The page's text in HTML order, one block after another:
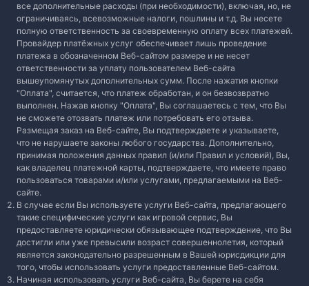
все дополнительные расходы (при необходимости), включая, но, не
ограничиваясь, всевозможные налоги, пошлины и т.д. Вы несете
полную ответственность за своевременную оплату всех платежей.
Провайдер платёжных услуг обеспечивает лишь проведение
платежа в обозначенном Веб-сайтом размере и не несет
ответственности за уплату пользователем Веб-сайта
вышеупомянутых дополнительных сумм. После нажатия кнопки
"Оплата", считается, что платеж обработан, и он безвозвратно
выполнен. Нажав кнопку "Оплата", Вы соглашаетесь с тем, что Вы
не сможете отозвать платеж или потребовать его отзыва.
Размещая заказ на Веб-сайте, Вы подтверждаете и указываете,
что не нарушаете законы любого государства. Дополнительно,
принимая положения данных правил (и/или Правил и условий), Вы,
как владелец платежной карты, подтверждаете, что имеете право
пользоваться товарами и/или услугами, предлагаемыми на Веб-
сайте.
В случае если Вы используете услуги Веб-сайта, предлагающего
такие специфические услуги как игровой сервис, Вы
предоставляете юридически обязывающее подтверждение, что Вы
достигли или уже превысили возраст совершеннолетия, который
является законодательно разрешенным в Вашей юрисдикции для
того, чтобы использовать услуги предоставленные Веб-сайтом.
Начиная использовать услуги Веб-сайта, Вы берете на себя